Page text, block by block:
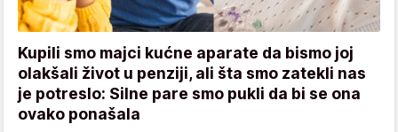
Kupili smo majci kućne aparate da bismo joj
olakšali život u penziji, ali šta smo zatekli nas
je potreslo: Silne pare smo pukli da bi se ona
ovako ponašala